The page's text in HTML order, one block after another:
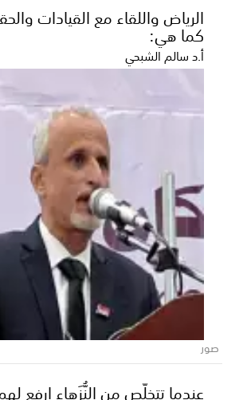
رجل الأعمال سمير القطيبي: أبراج
مشروع سكني ضخم يفتتح مرحلة
التنمية العمرانية في عدن
حدثاً عمرانياً بارزاً، تمثل في تدشين مشروع
الرياض واللقاء مع القيادات
كما هي:
أ.د سالم الشبحي
صور
عندما تتخلّص من النُّزَهاء ارفع